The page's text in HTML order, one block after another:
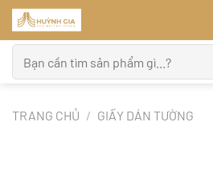
Bỏ
qua
nội
dung
kiếm:
TRANG CHỦ / GIẤY DÁN TƯỜNG